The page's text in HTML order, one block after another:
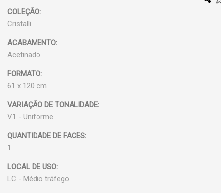
COLEÇÃO:
Cristalli
ACABAMENTO:
Acetinado
FORMATO:
61 x 120 cm
VARIAÇÃO DE TONALIDADE:
V1 - Uniforme
QUANTIDADE DE FACES:
1
LOCAL DE USO:
LC - Médio tráfego